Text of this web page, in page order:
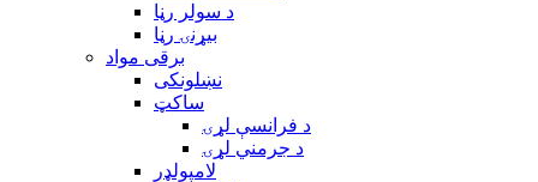
د سولر رڼا
بیړنۍ رڼا
برقی مواد
نښلونکی
ساکټ
د فرانسې لړۍ
د جرمني لړۍ
لامپولډر